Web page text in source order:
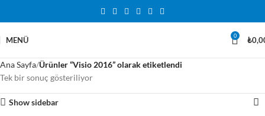
MENÜ 0 ₺
Ana Sayfa Ürünler “Visio 2016” olarak etiketlendi
Tek bir sonuç gösteriliyor
Show sidebar